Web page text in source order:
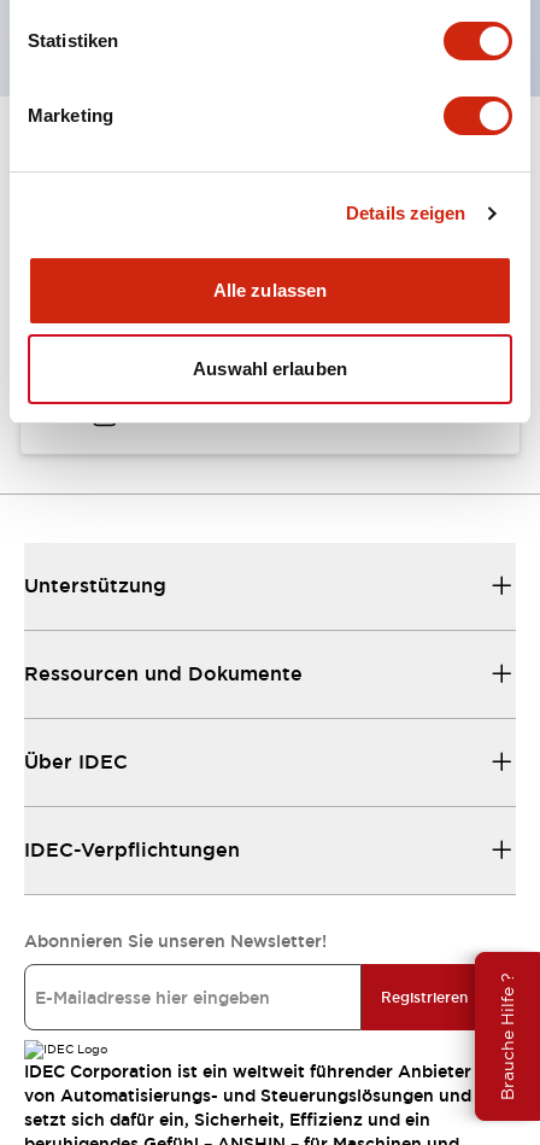
Statistiken
Marketing
Details zeigen
Alle zulassen
Auswahl erlauben
Brauche Hilfe ?
Dokumente und Dateien
.PDF724.95KB
Unterstützung
Ressourcen und Dokumente
Über IDEC
IDEC-Verpflichtungen
Abonnieren Sie unseren Newsletter!
Registrieren
IDEC Corporation ist ein weltweit führender Anbieter
von Automatisierungs- und Steuerungslösungen und
setzt sich dafür ein, Sicherheit, Effizienz und ein